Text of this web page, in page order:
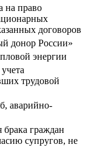
на право
договоров
донор России»
энергии
трудовой
аварийно-
брака граждан
супругов, не